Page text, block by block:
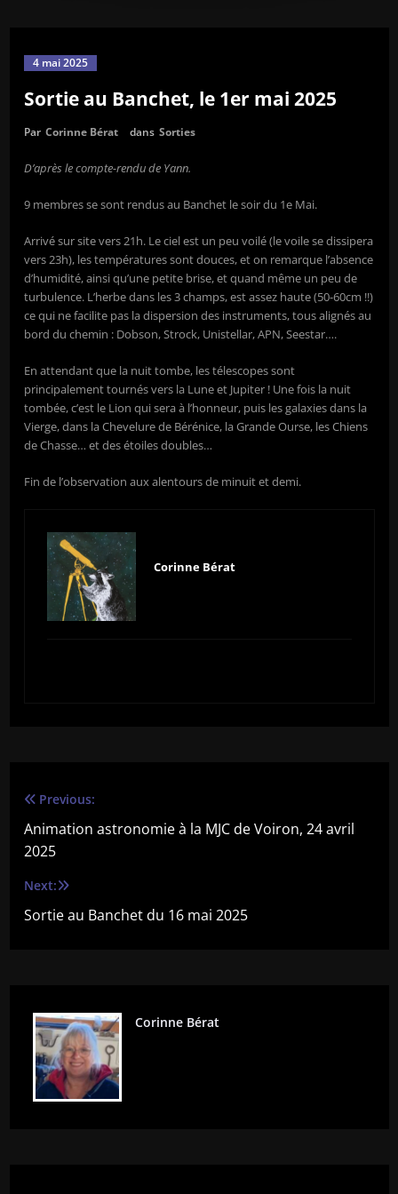
4 mai 2025
Sortie au Banchet, le 1er mai 2025
Par Corinne Bérat dans Sorties
D’après le compte-rendu de Yann.
9 membres se sont rendus au Banchet le soir du 1e Mai.
Arrivé sur site vers 21h. Le ciel est un peu voilé (le voile se dissipera
vers 23h), les températures sont douces, et on remarque l’absence
d’humidité, ainsi qu’une petite brise, et quand même un peu de
turbulence. L’herbe dans les 3 champs, est assez haute (50-60cm !!)
ce qui ne facilite pas la dispersion des instruments, tous alignés au
bord du chemin : Dobson, Strock, Unistellar, APN, Seestar….
En attendant que la nuit tombe, les télescopes sont
principalement tournés vers la Lune et Jupiter ! Une fois la nuit
tombée, c’est le Lion qui sera à l’honneur, puis les galaxies dans la
Vierge, dans la Chevelure de Bérénice, la Grande Ourse, les Chiens
de Chasse… et des étoiles doubles…
Fin de l’observation aux alentours de minuit et demi.
Corinne Bérat
Navigation
de
l’article
Previous:
Animation astronomie à la MJC de Voiron, 24 avril
2025
Next:
Sortie au Banchet du 16 mai 2025
Corinne Bérat